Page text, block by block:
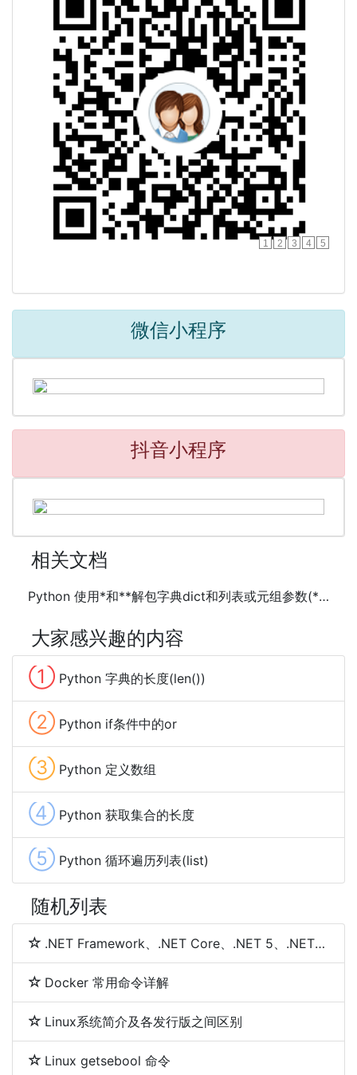
1 2 3 4 5
微信小程序
抖音小程序
相关文档
Python 使用*和**解包字典dict和列表或元组参数(*args,**kwargs)
大家感兴趣的内容
① Python 字典的长度(len())
② Python if条件中的or
③ Python 定义数组
④ Python 获取集合的长度
⑤ Python 循环遍历列表(list)
随机列表
.NET Framework、.NET Core、.NET 5、.NET 6和.NET 7 简介及区别
Docker 常用命令详解
Linux系统简介及各发行版之间区别
Linux getsebool 命令